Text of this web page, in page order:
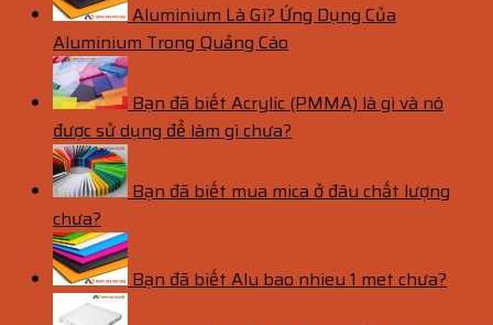
Aluminium Là Gì? Ứng Dụng Của
Aluminium Trong Quảng Cáo
Bạn đã biết Acrylic (PMMA) là gì và nó
được sử dụng để làm gì chưa?
Bạn đã biết mua mica ở đâu chất lượng
chưa?
Bạn đã biết Alu bao nhieu 1 met chưa?